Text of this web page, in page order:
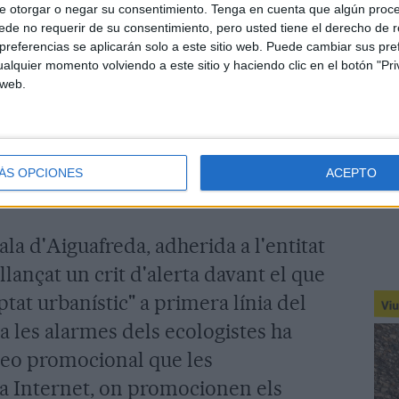
otorgar o negar su consentimiento. Tenga en cuenta que algún
no requerir de su consentimiento, pero usted tiene el derecho de
se aplicarán solo a este sitio web. Puede cambiar sus
momento volviendo a este sitio y haciendo clic en el botón
OPCIONES ACEPTO
insisteixen en què la promoció
l'entorn. A més, la constructora
aquells arbres que ara s'han
recorden que, com estipula la
dos de nous per cadascun que es
d'Aiguafreda, adherida a l'entitat
llançat un crit d'alerta davant el que
urbanístic" a primera línia del
les alarmes dels ecologistes ha
promocional que les
Internet, on promocionen els